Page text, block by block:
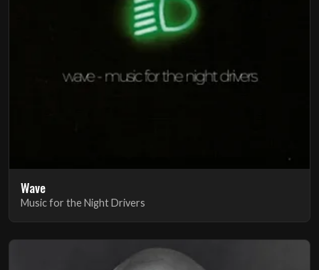
Wave
Music for the Night Drivers